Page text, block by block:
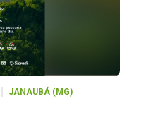
JANAUBÁ (MG)